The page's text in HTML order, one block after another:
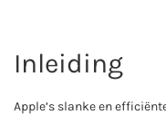
Inleiding
Apple’s slanke en